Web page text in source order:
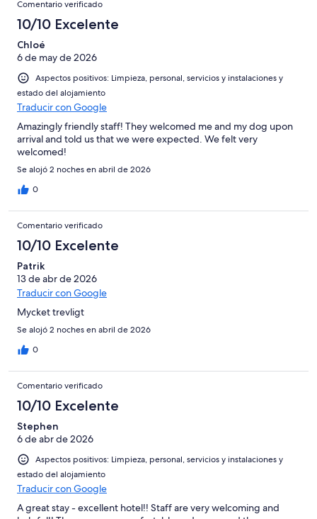
Comentario verificado
10/10 Excelente
Chloé
6 de may de 2026
Aspectos positivos: Limpieza, personal, servicios y instalaciones y
estado del alojamiento
Traducir con Google
Amazingly friendly staff! They welcomed me and my dog upon
arrival and told us that we were expected. We felt very
welcomed!
Se alojó 2 noches en abril de 2026
0
Comentario verificado
10/10 Excelente
Patrik
13 de abr de 2026
Traducir con Google
Mycket trevligt
Se alojó 2 noches en abril de 2026
0
Comentario verificado
10/10 Excelente
Stephen
6 de abr de 2026
Aspectos positivos: Limpieza, personal, servicios y instalaciones y
estado del alojamiento
Traducir con Google
A great stay - excellent hotel!! Staff are very welcoming and